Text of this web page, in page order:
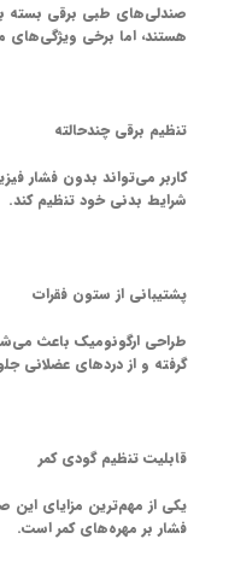
صندلی‌های طبی برقی بسته
هستند، اما برخی
تنظیم برقی چندحالته
کاربر می‌تواند بدون فشار
شرایط بدنی خود تنظیم کند.
پشتیبانی از ستون فقرات
طراحی ارگونومیک باعث
گرفته و از دردهای عضلانی
قابلیت تنظیم گودی کمر
یکی از مهم‌ترین مزایای
فشار بر مهره‌های کمر است.